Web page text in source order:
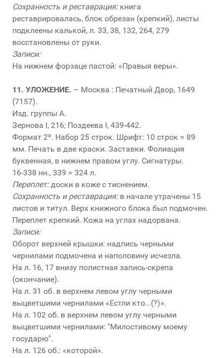
Сохранность и реставрация:книга
реставрировалась, блок обрезан (крепкий), листы
подклеены калькой, л. 33, 38, 132, 264, 279
восстановлены от руки.
Записи:
На нижнем форзаце пастой: «Правыя веры».
11. УЛОЖЕНИЕ. – Москва : Печатный Двор, 1649
(7157).
Изд. группы А.
Зернова I, 216; Поздеева I, 439-442.
Формат 2º. Набор 25 строк. Шрифт: 10 строк = 89
мм. Печать в две краски. Заставки. Фолиация
буквенная, в нижнем правом углу. Сигнатуры.
16-338 нн., 339 = 324 л.
Переплет:доски в коже с тиснением.
Сохранность и реставрация:в начале утрачены 15
листов и титул. Верх книжного блока был подмочен.
Переплет крепкий. Кожа на углах надорвана.
Записи:
Оборот верхней крышки: надпись черными
чернилами подмочена и наполовину исчезла.
На л. 16, 17 внизу полистная запись-скрепа
(окончание).
На л. 31 об. в верхнем левом углу черными
выцветшими чернилами «Естли кто...(?)».
На л. 102 об. в верхнем левом углу черными
выцветшими чернилами: "Милостивому моему
государю".
На л. 126 об.: «которой».